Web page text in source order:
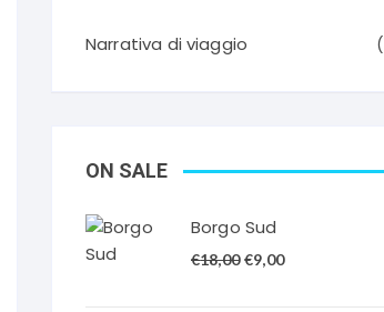
Narrativa di viaggio
ON SALE
Borgo Sud
€18,00 Il
€9,00Il